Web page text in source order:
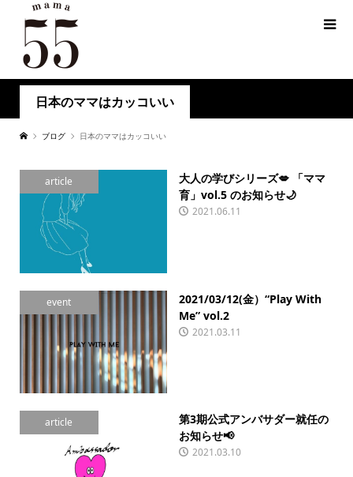
日本のママはカッコいい
ブログ 日本のママはカッコいい
article
大人の学びシリーズ💋 「ママ
育」vol.5 のお知らせ🌙
2021.06.11
event
2021/03/12(金）“Play With
Me” vol.2
2021.03.11
article
第3期公式アンバサダー就任の
お知らせ📢
2021.03.10